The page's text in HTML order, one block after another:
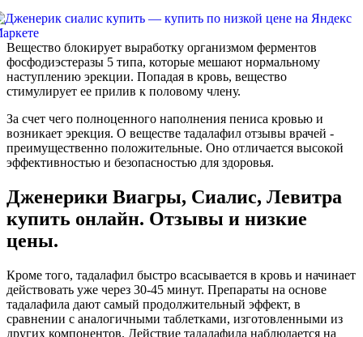
Вещество блокирует выработку организмом ферментов
фосфодиэстеразы 5 типа, которые мешают нормальному
наступлению эрекции. Попадая в кровь, вещество
стимулирует ее прилив к половому члену.
За счет чего полноценного наполнения пениса кровью и
возникает эрекция. О веществе тадалафил отзывы врачей -
преимущественно положительные. Оно отличается высокой
эффективностью и безопасностью для здоровья.
Дженерики Виагры, Сиалис, Левитра
купить онлайн. Отзывы и низкие
цены.
Кроме того, тадалафил быстро всасывается в кровь и начинает
действовать уже через 30-45 минут. Препараты на основе
тадалафила дают самый продолжительный эффект, в
сравнении с аналогичными таблетками, изготовленными из
других компонентов. Действие тадалафила наблюдается на